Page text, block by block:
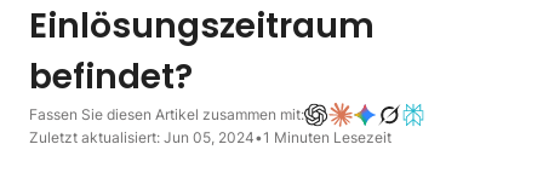
Einlösungszeitraum
befindet?
Fassen Sie diesen Artikel zusammen mit:
Zuletzt aktualisiert: Jun 05, 2024•1 Minuten Lesezeit